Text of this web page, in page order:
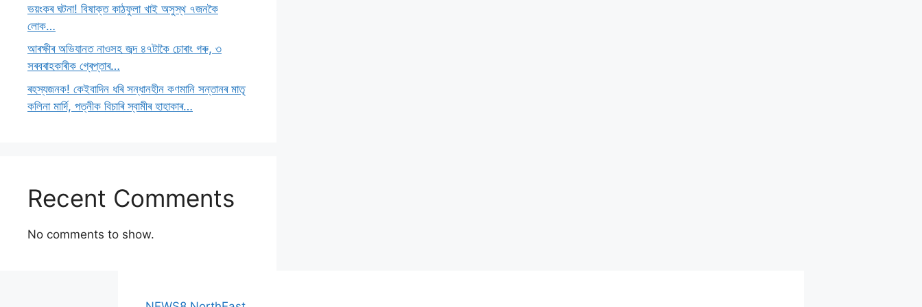
ভয়ংকৰ ঘটনা! বিষাক্ত কাঠফুলা খাই অসুস্থ ৭জনকৈ
লোক…
আৰক্ষীৰ অভিযানত নাওসহ জব্দ ৪৭টাকৈ চোৰাং গৰু, ৩
সৰবৰাহকাৰীক গ্ৰেপ্তাৰ…
ৰহস্যজনক! কেইবাদিন ধৰি সন্ধানহীন কণমানি সন্তানৰ মাতৃ
কলিনা মাৰ্দি, পত্নীক বিচাৰি স্বামীৰ হাহাকাৰ…
Recent Comments
No comments to show.